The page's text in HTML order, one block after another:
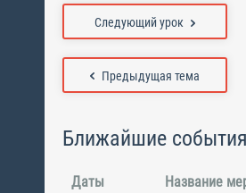
Предыдущая тема
Следующий урок
Ближайшие
Даты Название